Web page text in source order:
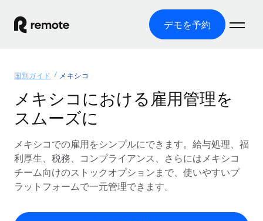
デモを予約
グローバル雇用
グローバル給与処理
コンプライアンス対応の給与処理を手軽に
Employer of Record（EOR）
グローバル展開をコストをかけずに実現
Contractor of Record
ソリューション
各国の制度に対応
国別ガイド
/国別のグローバル雇用支援を検索する
リソース
ツールと計算ツール
価格
国別ガイド メキシコ
メキシコにおける雇用管理を
スムーズに
メキシコでの雇用をシンプルにできます。給与処理、福
利厚生、税務、コンプライアンス、さらにはメキシコ
チーム向けのストックオプションまで、使いやすいプ
ラットフォームで一元管理できます。